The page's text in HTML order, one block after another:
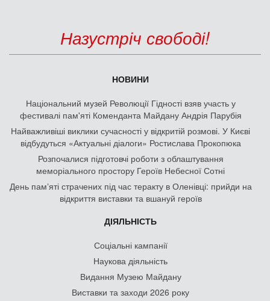
Назустріч свободі!
НОВИНИ
Національний музей Революції Гідності взяв участь у
фестивалі пам'яті Коменданта Майдану Андрія Парубія
Найважливіші виклики сучасності у відкритій розмові. У Києві
відбудуться «Актуальні діалоги» Ростислава Прокопюка
Розпочалися підготовчі роботи з облаштування
меморіального простору Героїв Небесної Сотні
День памʼяті страчених під час теракту в Оленівці: прийди на
відкриття виставки та вшануй героїв
ДІЯЛЬНІСТЬ
Соціальні кампанії
Наукова діяльність
Видання Музею Майдану
Виставки та заходи 2026 року